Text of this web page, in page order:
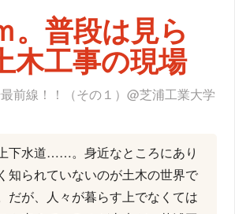
。普段は見ら
木工事の現場
前線！！（その１）@芝浦工業大学
下水道……。身近なところにあり
知られていないのが土木の世界で
だが、人々が暮らす上でなくては